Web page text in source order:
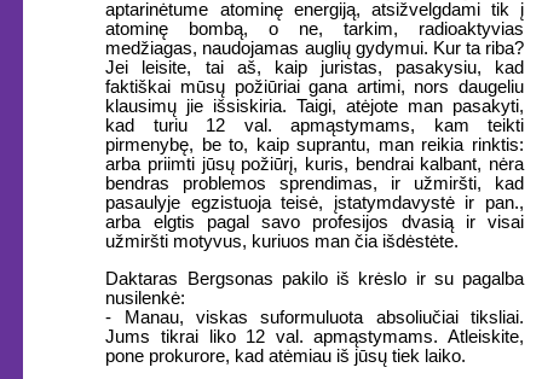
aptarinėtume atominę energiją, atsižvelgdami tik į
atominę bombą, o ne, tarkim, radioaktyvias
medžiagas, naudojamas auglių gydymui. Kur ta riba?
Jei leisite, tai aš, kaip juristas, pasakysiu, kad
faktiškai mūsų požiūriai gana artimi, nors daugeliu
klausimų jie išsiskiria. Taigi, atėjote man pasakyti,
kad turiu 12 val. apmąstymams, kam teikti
pirmenybę, be to, kaip suprantu, man reikia rinktis:
arba priimti jūsų požiūrį, kuris, bendrai kalbant, nėra
bendras problemos sprendimas, ir užmiršti, kad
pasaulyje egzistuoja teisė, įstatymdavystė ir pan.,
arba elgtis pagal savo profesijos dvasią ir visai
užmiršti motyvus, kuriuos man čia išdėstėte.
Daktaras Bergsonas pakilo iš krėslo ir su pagalba
nusilenkė:
- Manau, viskas suformuluota absoliučiai tiksliai.
Jums tikrai liko 12 val. apmąstymams. Atleiskite,
pone prokurore, kad atėmiau iš jūsų tiek laiko.